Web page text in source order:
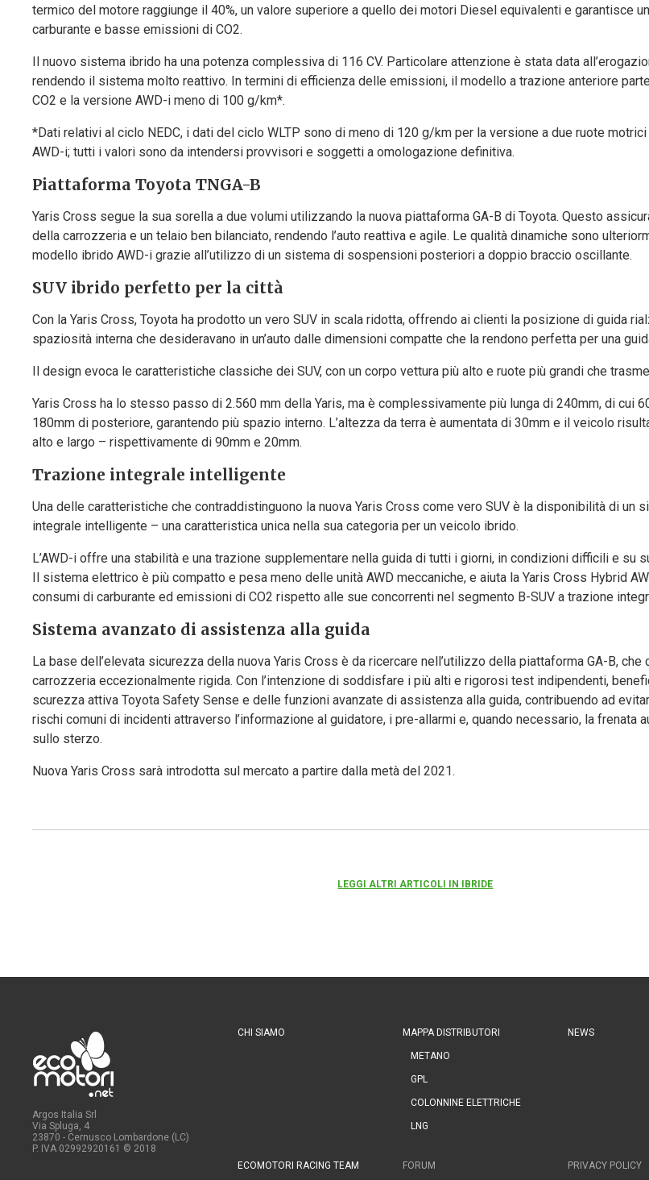
termico del motore raggiunge il 40%, un valore superiore a quello dei motori Diesel equivalenti e garantisce
carburante e basse emissioni di CO2.
Il nuovo sistema ibrido ha una potenza complessiva di 116 CV. Particolare attenzione è stata data
rendendo il sistema molto reattivo. In termini di efficienza delle emissioni, il modello a trazione anteriore
CO2 e la versione AWD-i meno di 100 g/km*.
*Dati relativi al ciclo NEDC, i dati del ciclo WLTP sono di meno di 120 g/km per la versione a due ruote
AWD-i; tutti i valori sono da intendersi provvisori e soggetti a omologazione definitiva.
Piattaforma Toyota TNGA-B
Yaris Cross segue la sua sorella a due volumi utilizzando la nuova piattaforma GA-B di Toyota. Questo
della carrozzeria e un telaio ben bilanciato, rendendo l’auto reattiva e agile. Le qualità dinamiche sono
modello ibrido AWD-i grazie all’utilizzo di un sistema di sospensioni posteriori a doppio braccio oscillante.
SUV ibrido perfetto per la città
Con la Yaris Cross, Toyota ha prodotto un vero SUV in scala ridotta, offrendo ai clienti la posizione di guida
spaziosità interna che desideravano in un’auto dalle dimensioni compatte che la rendono perfetta per una
Il design evoca le caratteristiche classiche dei SUV, con un corpo vettura più alto e ruote più grandi che
Yaris Cross ha lo stesso passo di 2.560 mm della Yaris, ma è complessivamente più lunga di 240mm, di cui
180mm di posteriore, garantendo più spazio interno. L’altezza da terra è aumentata di 30mm e il veicolo
alto e largo – rispettivamente di 90mm e 20mm.
Trazione integrale intelligente
Una delle caratteristiche che contraddistinguono la nuova Yaris Cross come vero SUV è la disponibilità di un
integrale intelligente – una caratteristica unica nella sua categoria per un veicolo ibrido.
L’AWD-i offre una stabilità e una trazione supplementare nella guida di tutti i giorni, in condizioni difficili e su
Il sistema elettrico è più compatto e pesa meno delle unità AWD meccaniche, e aiuta la Yaris Cross Hybrid
consumi di carburante ed emissioni di CO2 rispetto alle sue concorrenti nel segmento B-SUV a trazione
Sistema avanzato di assistenza alla guida
La base dell’elevata sicurezza della nuova Yaris Cross è da ricercare nell’utilizzo della piattaforma GA-B,
carrozzeria eccezionalmente rigida. Con l’intenzione di soddisfare i più alti e rigorosi test indipendenti,
scurezza attiva Toyota Safety Sense e delle funzioni avanzate di assistenza alla guida, contribuendo ad
rischi comuni di incidenti attraverso l’informazione al guidatore, i pre-allarmi e, quando necessario, la frenata
sullo sterzo.
Nuova Yaris Cross sarà introdotta sul mercato a partire dalla metà del 2021.
LEGGI ALTRI ARTICOLI IN IBRIDE
Argos Italia Srl
Via Spluga, 4
23870 - Cernusco Lombardone (LC)
P. IVA 02992920161 © 2018
CHI SIAMO MAPPA DISTRIBUTORI
METANO
GPL
COLONNINE ELETTRICHE
LNG
NEWS
ECOMOTORI RACING TEAM FORUM PRIVACY POLICY